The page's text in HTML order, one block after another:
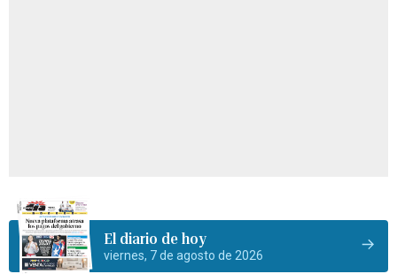
El diario de hoy
viernes, 7 de agosto de 2026